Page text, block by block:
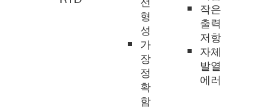
형
성
가
장
정
확
함
작은
출력
저항
자체
발열
에러